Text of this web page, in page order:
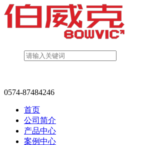
0574-87484246
首页
公司简介
产品中心
案例中心